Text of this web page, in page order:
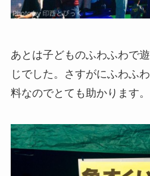
あとは子どものふわふわで
じでした。さすがにふわふ
料なのでとても助かります。